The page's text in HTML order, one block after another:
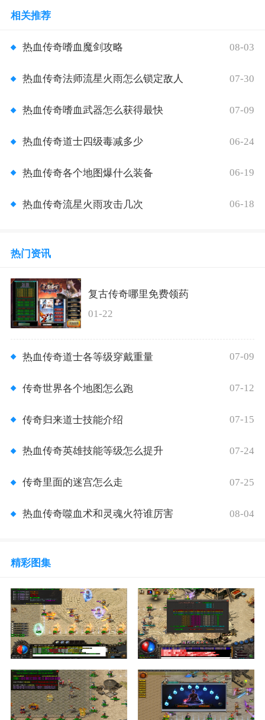
相关推荐
热血传奇嗜血魔剑攻略 08-03
热血传奇法师流星火雨怎么锁定敌人 07-30
热血传奇嗜血武器怎么获得最快 07-09
热血传奇道士四级毒减多少 06-24
热血传奇各个地图爆什么装备 06-19
热血传奇流星火雨攻击几次 06-18
热门资讯
复古传奇哪里免费领药
01-22
热血传奇道士各等级穿戴重量 07-09
传奇世界各个地图怎么跑 07-12
传奇归来道士技能介绍 07-15
热血传奇英雄技能等级怎么提升 07-24
传奇里面的迷宫怎么走 07-25
热血传奇噬血术和灵魂火符谁厉害 08-04
精彩图集